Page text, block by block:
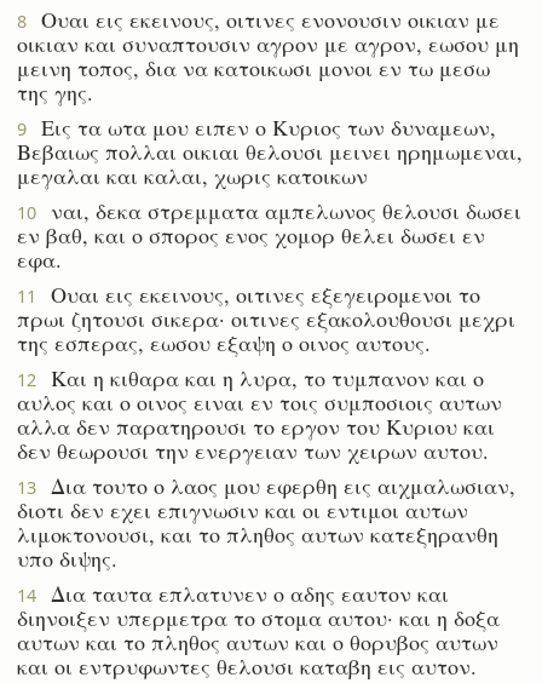
8
Ουαι εις εκεινους, οιτινες ενονουσιν οικιαν με
οικιαν και συναπτουσιν αγρον με αγρον, εωσου μη
μεινη τοπος, δια να κατοικωσι μονοι εν τω μεσω
της γης.
9
Εις τα ωτα μου ειπεν ο Κυριος των δυναμεων,
Βεβαιως πολλαι οικιαι θελουσι μεινει ηρημωμεναι,
μεγαλαι και καλαι, χωρις κατοικων
10
ναι, δεκα στρεμματα αμπελωνος θελουσι δωσει
εν βαθ, και ο σπορος ενος χομορ θελει δωσει εν
εφα.
11
Ουαι εις εκεινους, οιτινες εξεγειρομενοι το
πρωι ζητουσι σικερα· οιτινες εξακολουθουσι μεχρι
της εσπερας, εωσου εξαψη ο οινος αυτους.
12
Και η κιθαρα και η λυρα, το τυμπανον και ο
αυλος και ο οινος ειναι εν τοις συμποσιοις αυτων
αλλα δεν παρατηρουσι το εργον του Κυριου και
δεν θεωρουσι την ενεργειαν των χειρων αυτου.
13
Δια τουτο ο λαος μου εφερθη εις αιχμαλωσιαν,
διοτι δεν εχει επιγνωσιν και οι εντιμοι αυτων
λιμοκτονουσι, και το πληθος αυτων κατεξηρανθη
υπο διψης.
14
Δια ταυτα επλατυνεν ο αδης εαυτον και
διηνοιξεν υπερμετρα το στομα αυτου· και η δοξα
αυτων και το πληθος αυτων και ο θορυβος αυτων
και οι εντρυφωντες θελουσι καταβη εις αυτον.